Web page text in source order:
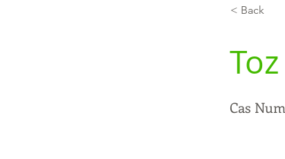
< Back
Cas